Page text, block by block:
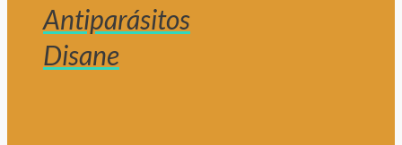
Antiparásitos
Disane